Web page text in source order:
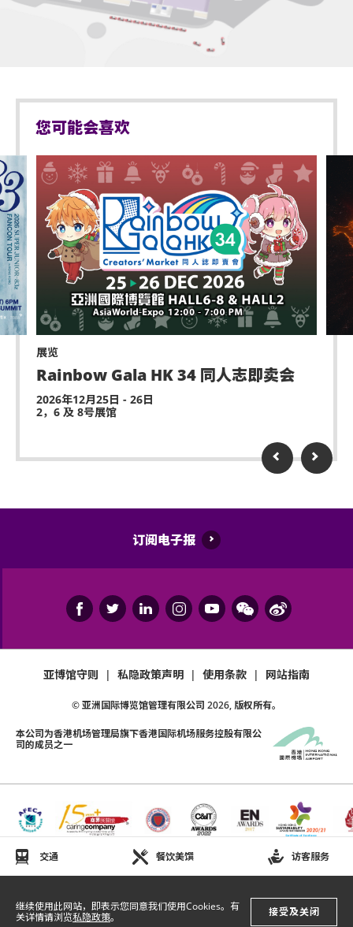
继续使用此网站，即表示您同意我们使用Cookies。有
关详情请浏览私隐政策。 接受及关闭
交通 餐饮美馔 访客服务
您可能会喜欢
展览
Rainbow Gala HK 34 同人志即卖会
2026年12月25日 - 26日
2，6 及 8号展馆
订阅电子报
亚博馆守则 | 私隐政策声明 | 使用条款 | 网站指南
© 亚洲国际博览馆管理有限公司 2026, 版权所有。
本公司为香港机场管理局旗下香港国际机场服务控股有限公
司的成员之一